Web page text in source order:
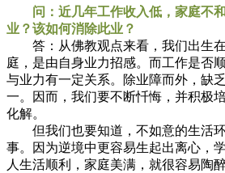
问：近几年工作收入低，家庭不和
业？该如何消除此业？
答：从佛教观点来看，我们出生在
庭，是由自身业力招感。而工作是否
与业力有一定关系。除业障而外，缺
一。因而，我们要不断忏悔，并积极
化解。
但我们也要知道，不如意的生活环
事。因为逆境中更容易生起出离心，
人生活顺利，家庭美满，就很容易陶